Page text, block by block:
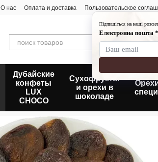
О нас Оплата и доставка Пользовательское
Дубайские
конфеты
LUX
CHOCO
Сухофрукты
и орехи в
шоколаде